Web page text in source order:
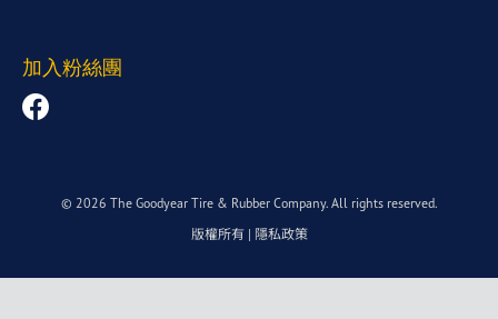
加入粉絲團
© 2026 The Goodyear Tire & Rubber Company. All rights reserved.
版權所有| 隱私政策